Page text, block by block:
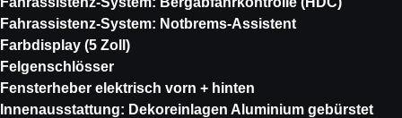
Fahrassistenz-System: Notbrems-Assistent
Farbdisplay (5 Zoll)
Felgenschlösser
Fensterheber elektrisch vorn + hinten
Innenausstattung: Dekoreinlagen Aluminium gebürstet